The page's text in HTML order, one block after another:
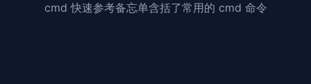
cmd 快速参考备忘单含括了常用的 cmd 命令